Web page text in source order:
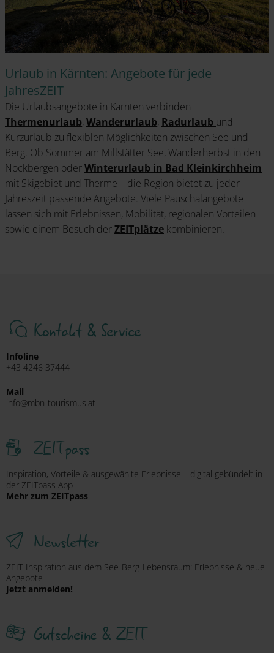
Urlaub in Kärnten: Angebote für jede
JahresZEIT
Die Urlaubsangebote in Kärnten verbinden
Thermenurlaub, Wanderurlaub, Radurlaub und
Kurzurlaub zu flexiblen Möglichkeiten zwischen See und
Berg. Ob Sommer am Millstätter See, Wanderherbst in den
Nockbergen oderWinterurlaub in Bad Kleinkirchheim
mit Skigebiet und Therme – die Region bietet zu jeder
Jahreszeit passende Angebote. Viele Pauschalangebote
lassen sich mit Erlebnissen, Mobilität, regionalen Vorteilen
sowie einem Besuch derZEITplätze kombinieren.
Kontakt & Service
Infoline
+43 4246 37444
Mail
info@mbn-tourismus.at
ZEITpass
Inspiration, Vorteile & ausgewählte Erlebnisse – digital gebündelt in
der ZEITpass App
Mehr zum ZEITpass
Newsletter
ZEIT-Inspiration aus dem See-Berg-Lebensraum: Erlebnisse & neue
Angebote
Jetzt anmelden!
Gutscheine & ZEIT